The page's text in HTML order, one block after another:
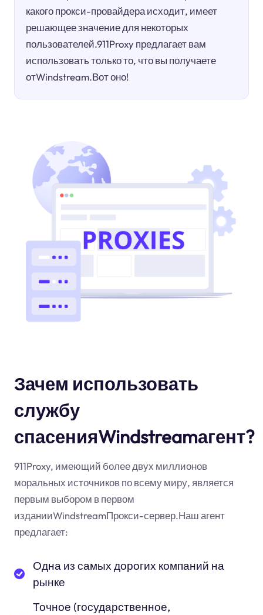
какого прокси-провайдера исходит, имеет
решающее значение для некоторых
пользователей.911Proxy предлагает вам
использовать только то, что вы получаете
отWindstream.Вот оно!
Зачем использовать
службу
спасенияWindstreamагент?
911Proxy, имеющий более двух миллионов
моральных источников по всему миру, является
первым выбором в первом
изданииWindstreamПрокси-сервер.Наш агент
предлагает:
Одна из самых дорогих компаний на
рынке
Точное (государственное,